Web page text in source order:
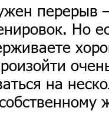
перерыв
Но
на